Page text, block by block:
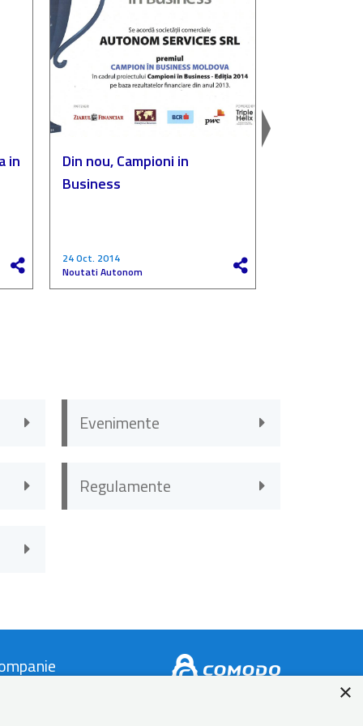
in
Din nou, Campioni in
Business
24 Oct. 2014
Noutati Autonom
Evenimente
Regulamente
×